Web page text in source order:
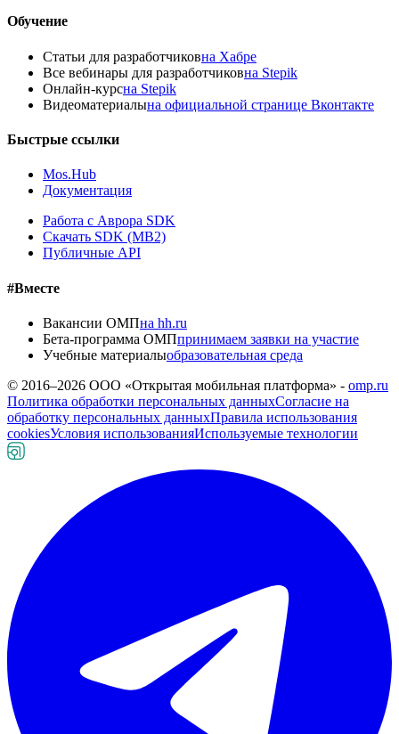
Обучение
Статьи для разработчиковна Хабре
Все вебинары для разработчиковна Stepik
Онлайн-курсна Stepik
Видеоматериалына официальной странице Вконтакте
Быстрые ссылки
Mos.Hub
Документация
Работа с Аврора SDK
Скачать SDK (MB2)
Публичные API
#Вместе
Вакансии ОМПна hh.ru
Бета-программа ОМПпринимаем заявки на участие
Учебные материалыобразовательная среда
© 2016–2026 ООО «Открытая мобильная платформа» - omp.ru
Политика обработки персональных данныхСогласие на
обработку персональных данныхПравила использования
cookiesУсловия использованияИспользуемые технологии